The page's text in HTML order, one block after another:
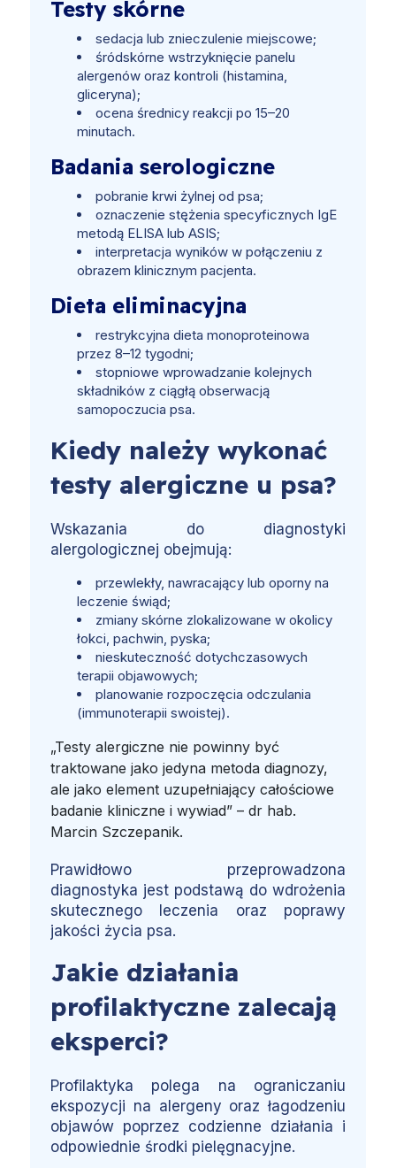
Testy skórne
sedacja lub znieczulenie miejscowe;
śródskórne wstrzyknięcie panelu
alergenów oraz kontroli (histamina,
gliceryna);
ocena średnicy reakcji po 15–20
minutach.
Badania serologiczne
pobranie krwi żylnej od psa;
oznaczenie stężenia specyficznych IgE
metodą ELISA lub ASIS;
interpretacja wyników w połączeniu z
obrazem klinicznym pacjenta.
Dieta eliminacyjna
restrykcyjna dieta monoproteinowa
przez 8–12 tygodni;
stopniowe wprowadzanie kolejnych
składników z ciągłą obserwacją
samopoczucia psa.
Kiedy należy wykonać
testy alergiczne u psa?
Wskazania do diagnostyki
alergologicznej obejmują:
przewlekły, nawracający lub oporny na
leczenie świąd;
zmiany skórne zlokalizowane w okolicy
łokci, pachwin, pyska;
nieskuteczność dotychczasowych
terapii objawowych;
planowanie rozpoczęcia odczulania
(immunoterapii swoistej).
„Testy alergiczne nie powinny być
traktowane jako jedyna metoda diagnozy,
ale jako element uzupełniający całościowe
badanie kliniczne i wywiad” – dr hab.
Marcin Szczepanik.
Prawidłowo przeprowadzona
diagnostyka jest podstawą do wdrożenia
skutecznego leczenia oraz poprawy
jakości życia psa.
Jakie działania
profilaktyczne zalecają
eksperci?
Profilaktyka polega na ograniczaniu
ekspozycji na alergeny oraz łagodzeniu
objawów poprzez codzienne działania i
odpowiednie środki pielęgnacyjne.